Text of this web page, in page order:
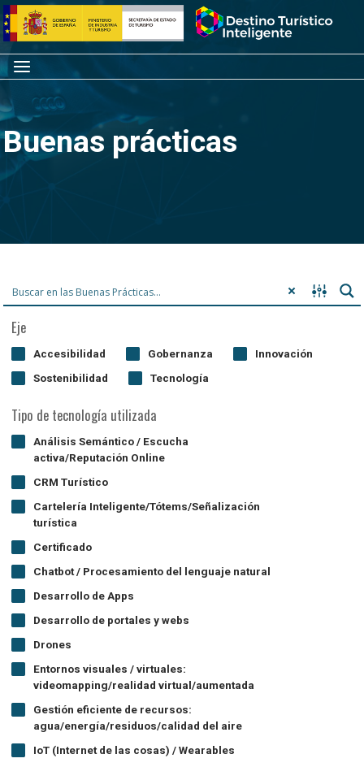
Saltar
al
contenido
Inicio
Menú
Buenas prácticas
Eje
Accesibilidad Gobernanza
Innovación
Sostenibilidad
Tecnología
Tipo de tecnología utilizada
Análisis Semántico / Escucha
activa/Reputación Online
CRM Turístico
Cartelería Inteligente/Tótems/Señalización
turística
Certificado
Chatbot / Procesamiento del lenguaje natural
Desarrollo de Apps
Desarrollo de portales y webs
Drones
Entornos visuales / virtuales:
videomapping/realidad virtual/aumentada
Gestión eficiente de recursos:
agua/energía/residuos/calidad del aire
IoT (Internet de las cosas) / Wearables